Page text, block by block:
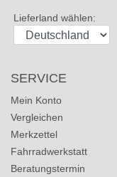
Lieferland wählen:
SERVICE
Mein Konto
Vergleichen
Merkzettel
Fahrradwerkstatt
Beratungstermin